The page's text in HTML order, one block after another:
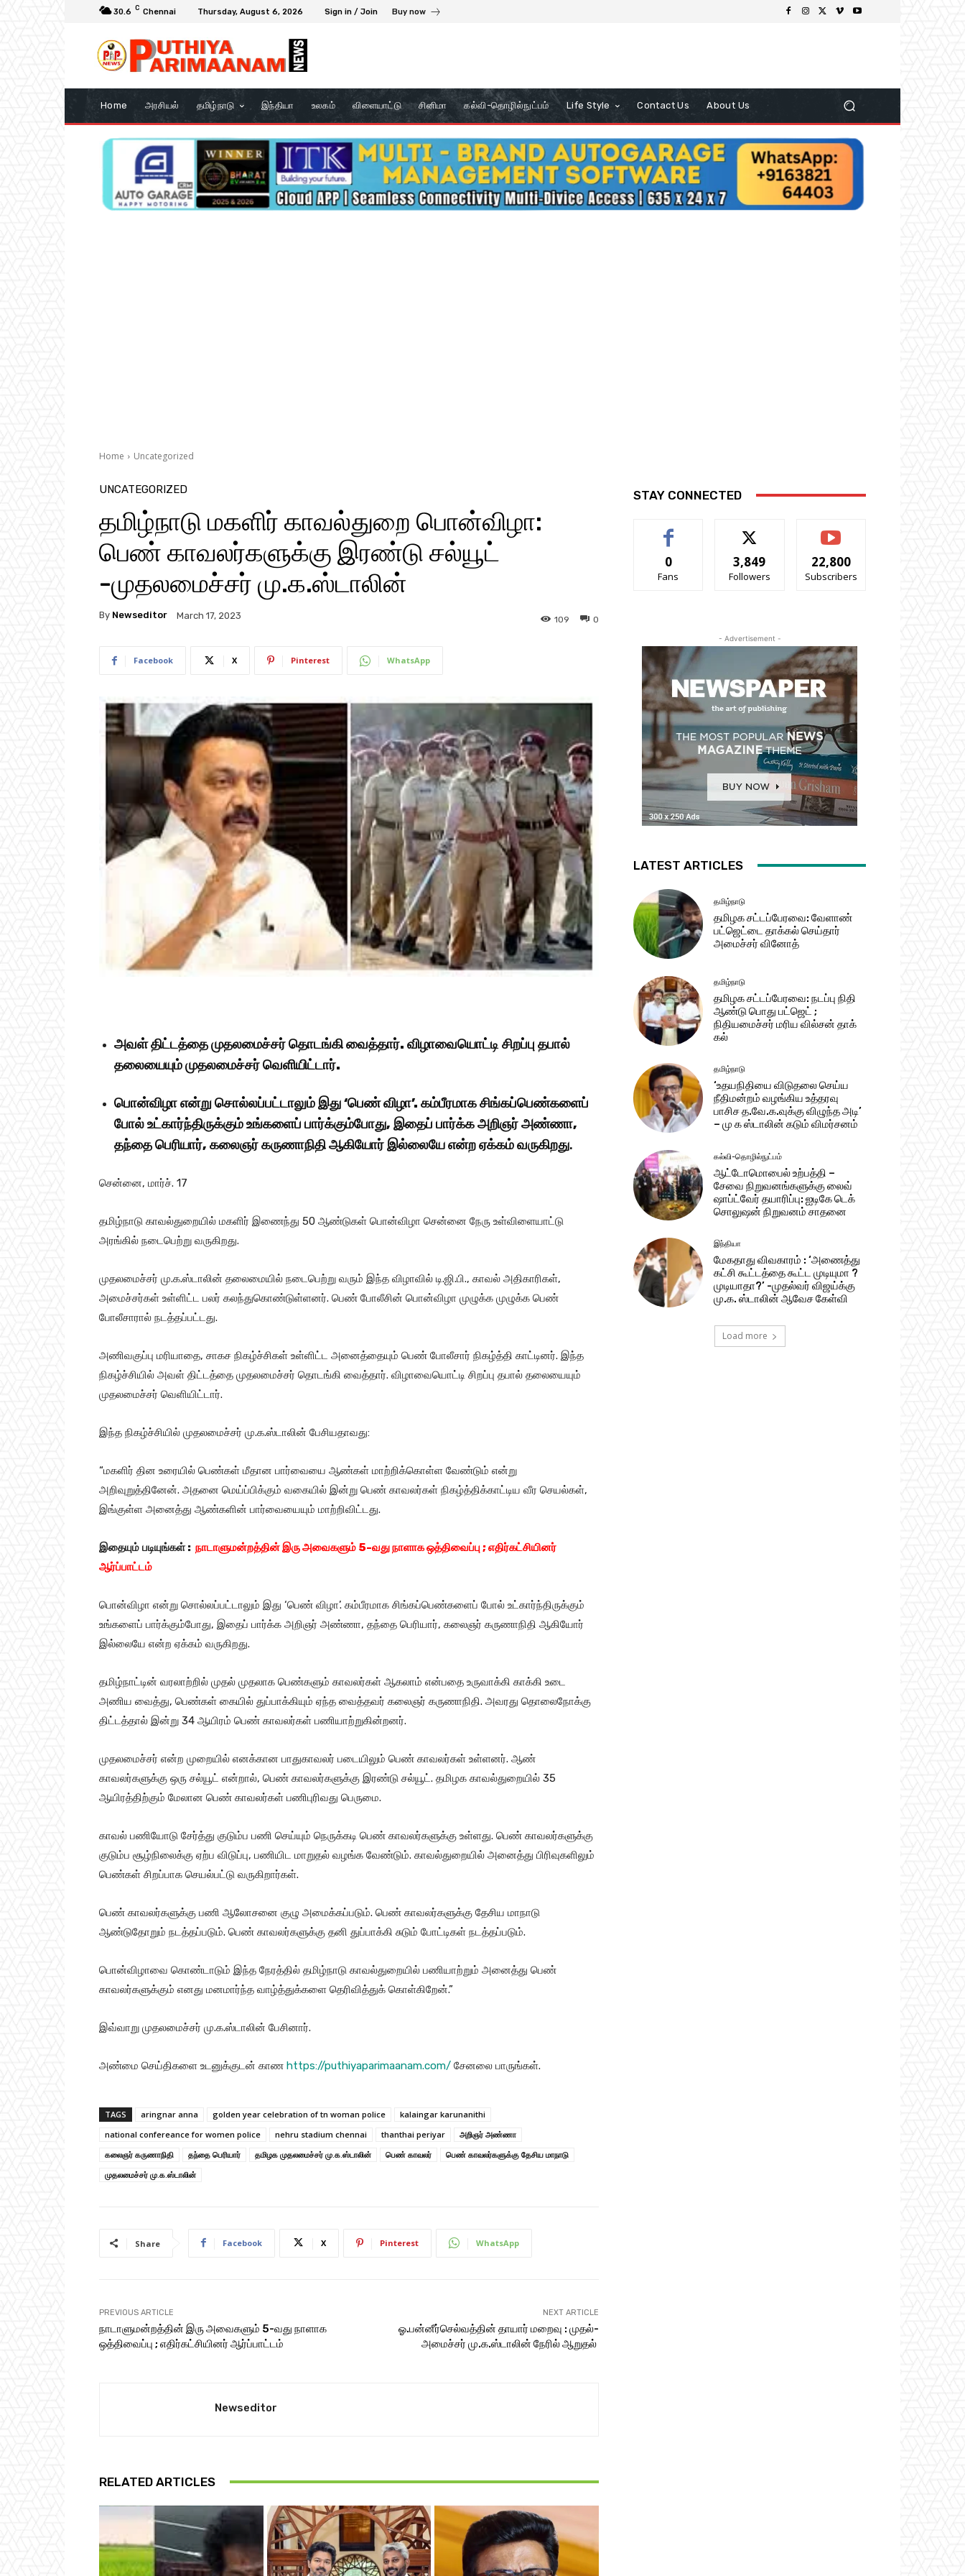
30.6 C Chennai Thursday, August 6, 2026 Sign in / Join Buy now
Home அரசியல் தமிழ்நாடு இந்தியா உலகம் விளையாட்டு சினிமா கல்வி-தொழில்நுட்பம் Life Style Contact Us About Us
Home Uncategorized
UNCATEGORIZED
தமிழ்நாடு மகளிர் காவல்துறை பொன்விழா:
பெண் காவலர்களுக்கு இரண்டு சல்யூட்
-முதலமைச்சர் மு.க.ஸ்டாலின்
By Newseditor March 17, 2023 0
109
Facebook X Pinterest WhatsApp
அவள் திட்டத்தை முதலமைச்சர் தொடங்கி வைத்தார். விழாவையொட்டி சிறப்பு தபால்
தலையையும் முதலமைச்சர் வெளியிட்டார்.
பொன்விழா என்று சொல்லப்பட்டாலும் இது ‘பெண் விழா’. கம்பீரமாக சிங்கப்பெண்களைப்
போல் உட்கார்ந்திருக்கும் உங்களைப் பார்க்கும்போது, இதைப் பார்க்க அறிஞர் அண்ணா,
தந்தை பெரியார், கலைஞர் கருணாநிதி ஆகியோர் இல்லையே என்ற ஏக்கம் வருகிறது.
சென்னை, மார்ச். 17
தமிழ்நாடு காவல்துறையில் மகளிர் இணைந்து 50 ஆண்டுகள் பொன்விழா சென்னை நேரு உள்விளையாட்டு
அரங்கில் நடைபெற்று வருகிறது.
முதலமைச்சர் மு.க.ஸ்டாலின் தலைமையில் நடைபெற்று வரும் இந்த விழாவில் டி.ஜி.பி., காவல் அதிகாரிகள்,
அமைச்சர்கள் உள்ளிட்ட பலர் கலந்துகொண்டுள்ளனர். பெண் போலீசின் பொன்விழா முழுக்க முழுக்க பெண்
போலீசாரால் நடத்தப்பட்டது.
அணிவகுப்பு மரியாதை, சாகச நிகழ்ச்சிகள் உள்ளிட்ட அனைத்தையும் பெண் போலீசார் நிகழ்த்தி காட்டினர். இந்த
நிகழ்ச்சியில் அவள் திட்டத்தை முதலமைச்சர் தொடங்கி வைத்தார். விழாவையொட்டி சிறப்பு தபால் தலையையும்
முதலமைச்சர் வெளியிட்டார்.
இந்த நிகழ்ச்சியில் முதலமைச்சர் மு.க.ஸ்டாலின் பேசியதாவது:
“மகளிர் தின உரையில் பெண்கள் மீதான பார்வையை ஆண்கள் மாற்றிக்கொள்ள வேண்டும் என்று
அறிவுறுத்தினேன். அதனை மெய்ப்பிக்கும் வகையில் இன்று பெண் காவலர்கள் நிகழ்த்திக்காட்டிய வீர செயல்கள்,
இங்குள்ள அனைத்து ஆண்களின் பார்வையையும் மாற்றிவிட்டது.
இதையும் படியுங்கள் : நாடாளுமன்றத்தின் இரு அவைகளும் 5-வது நாளாக ஒத்திவைப்பு ; எதிர்கட்சியினர்
ஆர்ப்பாட்டம்
பொன்விழா என்று சொல்லப்பட்டாலும் இது ‘பெண் விழா’. கம்பீரமாக சிங்கப்பெண்களைப் போல் உட்கார்ந்திருக்கும்
உங்களைப் பார்க்கும்போது, இதைப் பார்க்க அறிஞர் அண்ணா, தந்தை பெரியார், கலைஞர் கருணாநிதி ஆகியோர்
இல்லையே என்ற ஏக்கம் வருகிறது.
தமிழ்நாட்டின் வரலாற்றில் முதல் முதலாக பெண்களும் காவலர்கள் ஆகலாம் என்பதை உருவாக்கி காக்கி உடை
அணிய வைத்து, பெண்கள் கையில் துப்பாக்கியும் ஏந்த வைத்தவர் கலைஞர் கருணாநிதி. அவரது தொலைநோக்கு
திட்டத்தால் இன்று 34 ஆயிரம் பெண் காவலர்கள் பணியாற்றுகின்றனர்.
முதலமைச்சர் என்ற முறையில் எனக்கான பாதுகாவலர் படையிலும் பெண் காவலர்கள் உள்ளனர். ஆண்
காவலர்களுக்கு ஒரு சல்யூட் என்றால், பெண் காவலர்களுக்கு இரண்டு சல்யூட். தமிழக காவல்துறையில் 35
ஆயிரத்திற்கும் மேலான பெண் காவலர்கள் பணிபுரிவது பெருமை.
காவல் பணியோடு சேர்த்து குடும்ப பணி செய்யும் நெருக்கடி பெண் காவலர்களுக்கு உள்ளது. பெண் காவலர்களுக்கு
குடும்ப சூழ்நிலைக்கு ஏற்ப விடுப்பு, பணியிட மாறுதல் வழங்க வேண்டும். காவல்துறையில் அனைத்து பிரிவுகளிலும்
பெண்கள் சிறப்பாக செயல்பட்டு வருகிறார்கள்.
பெண் காவலர்களுக்கு பணி ஆலோசனை குழு அமைக்கப்படும். பெண் காவலர்களுக்கு தேசிய மாநாடு
ஆண்டுதோறும் நடத்தப்படும். பெண் காவலர்களுக்கு தனி துப்பாக்கி சுடும் போட்டிகள் நடத்தப்படும்.
பொன்விழாவை கொண்டாடும் இந்த நேரத்தில் தமிழ்நாடு காவல்துறையில் பணியாற்றும் அனைத்து பெண்
காவலர்களுக்கும் எனது மனமார்ந்த வாழ்த்துக்களை தெரிவித்துக் கொள்கிறேன்.”
இவ்வாறு முதலமைச்சர் மு.க.ஸ்டாலின் பேசினார்.
அண்மை செய்திகளை உடனுக்குடன் காண https://puthiyaparimaanam.com/ சேனலை பாருங்கள்.
TAGS aringnar anna golden year celebration of tn woman police
kalaingar karunanithi
national confereance for women police
nehru stadium chennai thanthai periyar
அறிஞர் அண்ணா
கலைஞர் கருணாநிதி
தந்தை பெரியார் தமிழக முதலமைச்சர் மு.க.ஸ்டாலின் பெண் காவலர்
பெண் காவலர்களுக்கு தேசிய மாநாடு
முதலமைச்சர் மு.க.ஸ்டாலின்
Share Facebook X Pinterest WhatsApp
PREVIOUS ARTICLE
நாடாளுமன்றத்தின் இரு அவைகளும் 5-வது நாளாக
ஒத்திவைப்பு ; எதிர்கட்சியினர் ஆர்ப்பாட்டம்
NEXT ARTICLE
ஓ.பன்னீர்செல்வத்தின் தாயார் மறைவு : முதல்-
அமைச்சர் மு.க.ஸ்டாலின் நேரில் ஆறுதல்
Newseditor
RELATED ARTICLES
STAY CONNECTED
0
Fans
3,849
Followers
22,800
Subscribers
- Advertisement -
LATEST ARTICLES
தமிழ்நாடு
தமிழக சட்​டப்​பேர​வை: வேளாண்
பட்​ஜெட்டை தாக்கல் செய்தார்
அமைச்சர் வினோத்
தமிழ்நாடு
தமிழக சட்டப்பேரவை: நடப்பு நிதி
ஆண்​டு பொது பட்ஜெட் ;
நிதியமைச்சர் மரிய வில்சன் தாக்​
கல்
தமிழ்நாடு
‘உதயநிதியை விடுதலை செய்ய
நீதிமன்றம் வழங்கிய உத்தரவு
பாசிச த.வே.க.வுக்கு விழுந்த அடி’
– மு க ஸ்டாலின் கடும் விமர்சனம்
கல்வி-தொழில்நுட்பம்
ஆட்டோமொபைல் உற்பத்தி –
சேவை நிறுவனங்களுக்கு லைவ்
ஷாப்ட்வேர் தயாரிப்பு: ஐடிகே டெக்
சொலுஷன் நிறுவனம் சாதனை
இந்தியா
மேகதாது விவகாரம் : ‘அணைத்து
கட்சி கூட்டத்தை கூட்ட முடியுமா ?
முடியாதா?’ -முதல்வர் விஜய்க்கு
மு.க. ஸ்டாலின் ஆவேச கேள்வி
Load more